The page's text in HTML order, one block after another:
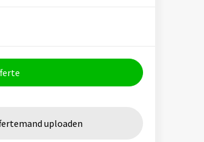
uploaden